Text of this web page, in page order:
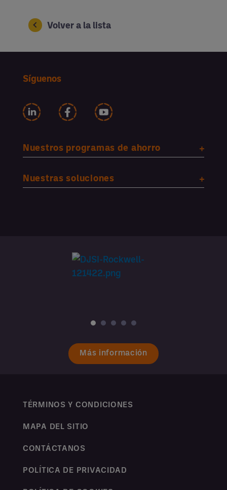
Volver a la lista
Síguenos
Nuestros programas de ahorro
Nuestras soluciones
Más información
TÉRMINOS Y CONDICIONES
MAPA DEL SITIO
CONTÁCTANOS
POLÍTICA DE PRIVACIDAD